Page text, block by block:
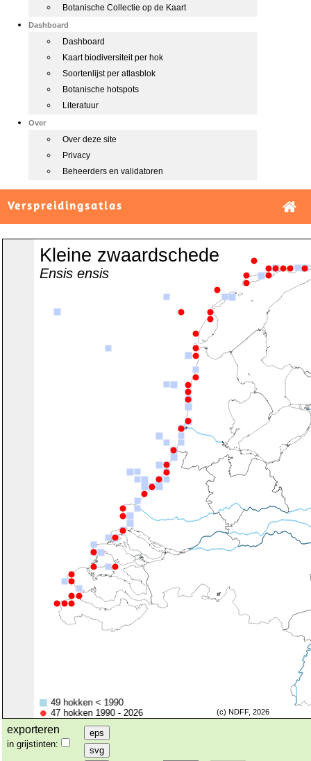
Botanische Collectie op de Kaart
Dashboard
Dashboard
Kaart biodiversiteit per hok
Soortenlijst per atlasblok
Botanische hotspots
Literatuur
Over
Over deze site
Privacy
Beheerders en validatoren
Verspreidingsatlas